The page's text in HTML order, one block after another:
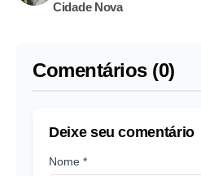
Cidade Nova
Comentários (0)
Deixe seu comentário
Nome *